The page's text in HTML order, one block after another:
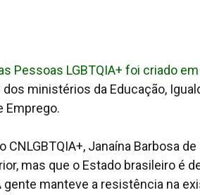
Pessoas LGBTQIA+ foi criado em
ministérios da Educação,
Emprego.
Janaína Barbosa
mas que o Estado brasileiro é
manteve a resistência na